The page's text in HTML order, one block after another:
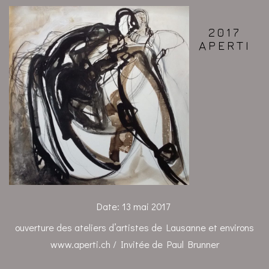
2017
APERTI
Date: 13 mai 2017
ouverture des ateliers d’artistes de Lausanne et environs
www.aperti.ch / Invitée de Paul Brunner